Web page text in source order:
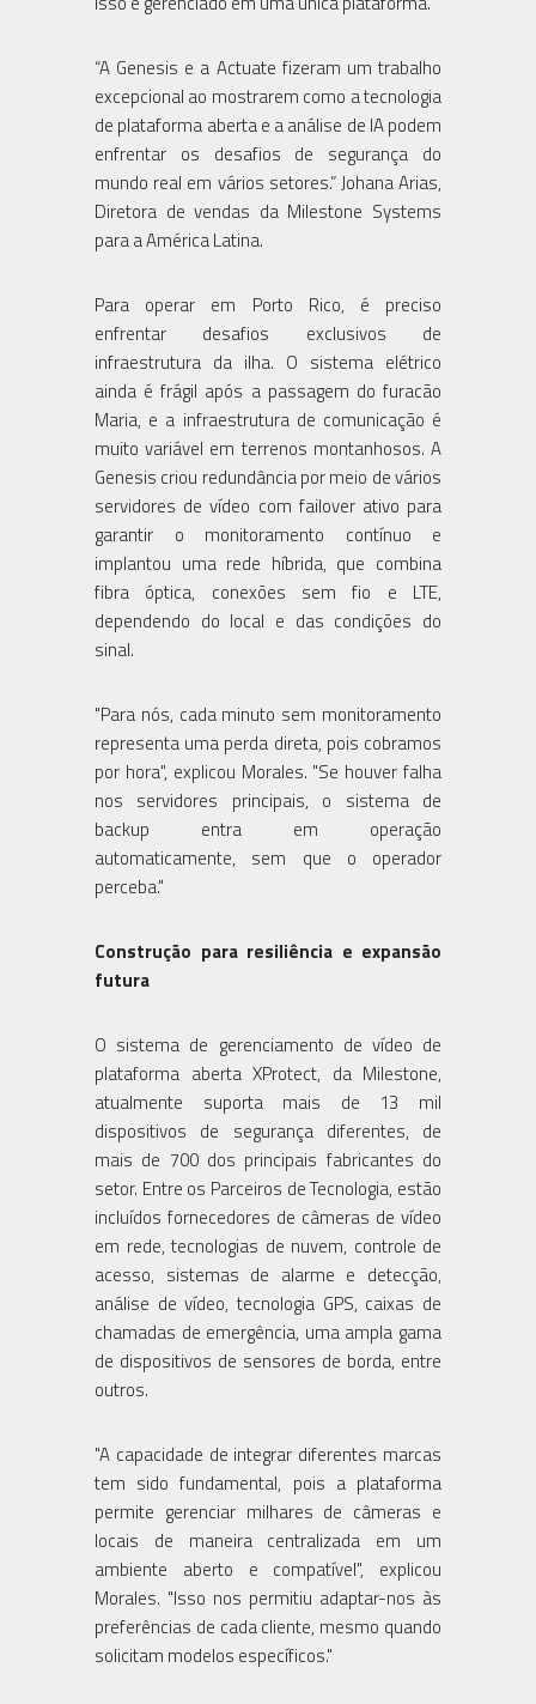
“A Genesis e a Actuate fizeram um trabalho
excepcional ao mostrarem como a tecnologia
de plataforma aberta e a análise de IA podem
enfrentar os desafios de segurança do
mundo real em vários setores.” Johana Arias,
Diretora de vendas da Milestone Systems
para a América Latina.
Para operar em Porto Rico, é preciso
enfrentar desafios exclusivos de
infraestrutura da ilha. O sistema elétrico
ainda é frágil após a passagem do furacão
Maria, e a infraestrutura de comunicação é
muito variável em terrenos montanhosos. A
Genesis criou redundância por meio de vários
servidores de vídeo com failover ativo para
garantir o monitoramento contínuo e
implantou uma rede híbrida, que combina
fibra óptica, conexões sem fio e LTE,
dependendo do local e das condições do
sinal.
"Para nós, cada minuto sem monitoramento
representa uma perda direta, pois cobramos
por hora", explicou Morales. "Se houver falha
nos servidores principais, o sistema de
backup entra em operação
automaticamente, sem que o operador
perceba."
Construção para resiliência e expansão
futura
O sistema de gerenciamento de vídeo de
plataforma aberta XProtect, da Milestone,
atualmente suporta mais de 13 mil
dispositivos de segurança diferentes, de
mais de 700 dos principais fabricantes do
setor. Entre os Parceiros de Tecnologia, estão
incluídos fornecedores de câmeras de vídeo
em rede, tecnologias de nuvem, controle de
acesso, sistemas de alarme e detecção,
análise de vídeo, tecnologia GPS, caixas de
chamadas de emergência, uma ampla gama
de dispositivos de sensores de borda, entre
outros.
"A capacidade de integrar diferentes marcas
tem sido fundamental, pois a plataforma
permite gerenciar milhares de câmeras e
locais de maneira centralizada em um
ambiente aberto e compatível", explicou
Morales. "Isso nos permitiu adaptar-nos às
preferências de cada cliente, mesmo quando
solicitam modelos específicos."